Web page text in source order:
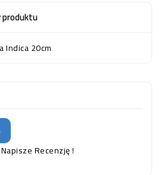
produktu
Indica 20cm
Recenzję !